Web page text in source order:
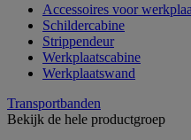
Accessoires voor
Schildercabine
Strippendeur
Werkplaatscabine
Werkplaatswand
Transportbanden
Bekijk de hele productgroep